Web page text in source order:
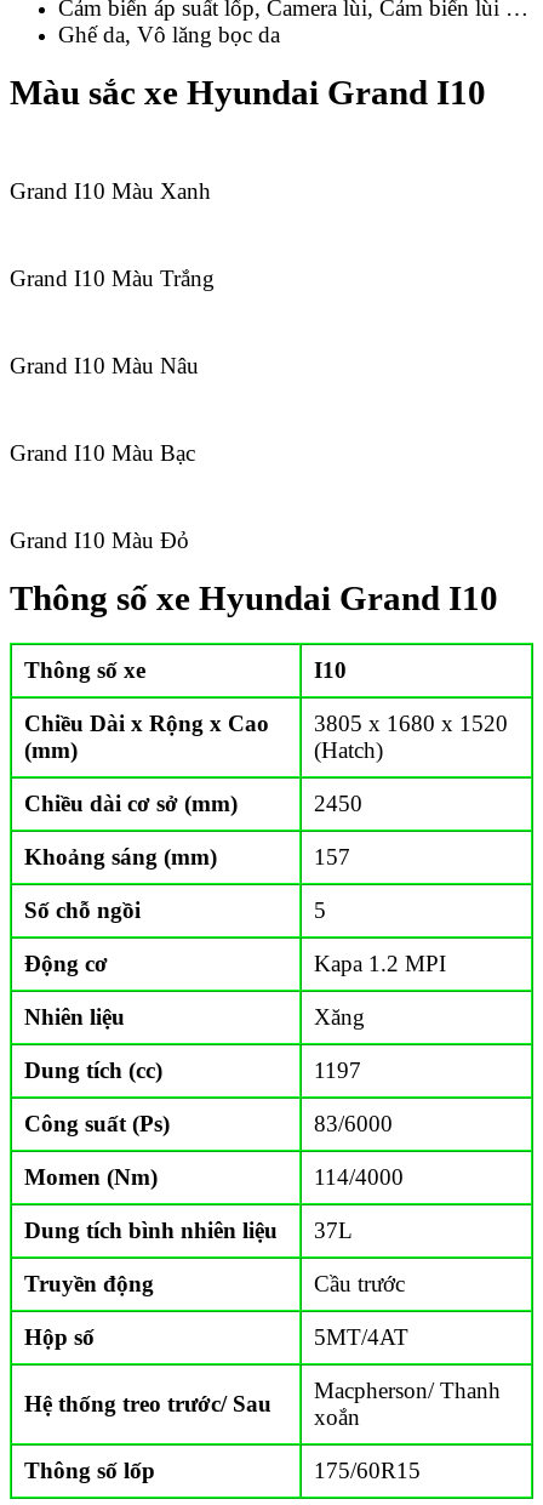
Cảm biến áp suất lốp, Camera lùi, Cảm biến lùi …
Ghế da, Vô lăng bọc da
Màu sắc xe Hyundai Grand I10
Grand I10 Màu Xanh
Grand I10 Màu Trắng
Grand I10 Màu Nâu
Grand I10 Màu Bạc
Grand I10 Màu Đỏ
Thông số xe Hyundai Grand I10
Thông số xe I10
Chiều Dài x Rộng x Cao
(mm)
3805 x 1680 x 1520
(Hatch)
Chiều dài cơ sở (mm) 2450
Khoảng sáng (mm) 157
Số chỗ ngồi 5
Động cơ Kapa 1.2 MPI
Nhiên liệu Xăng
Dung tích (cc) 1197
Công suất (Ps) 83/6000
Momen (Nm) 114/4000
Dung tích bình nhiên liệu 37L
Truyền động Cầu trước
Hộp số 5MT/4AT
Hệ thống treo trước/ Sau
Macpherson/ Thanh
xoắn
Thông số lốp 175/60R15